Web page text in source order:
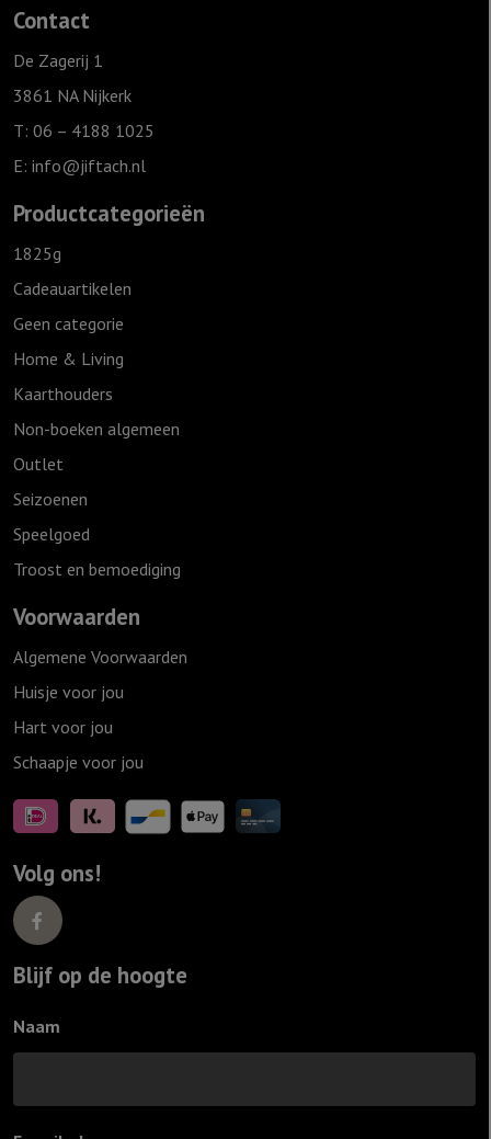
Contact
De Zagerij 1
3861 NA Nijkerk
T: 06 – 4188 1025
E: info@jiftach.nl
Productcategorieën
1825g
Cadeauartikelen
Geen categorie
Home & Living
Kaarthouders
Non-boeken algemeen
Outlet
Seizoenen
Speelgoed
Troost en bemoediging
Voorwaarden
Algemene Voorwaarden
Huisje voor jou
Hart voor jou
Schaapje voor jou
Volg ons!
Blijf op de hoogte
Naam